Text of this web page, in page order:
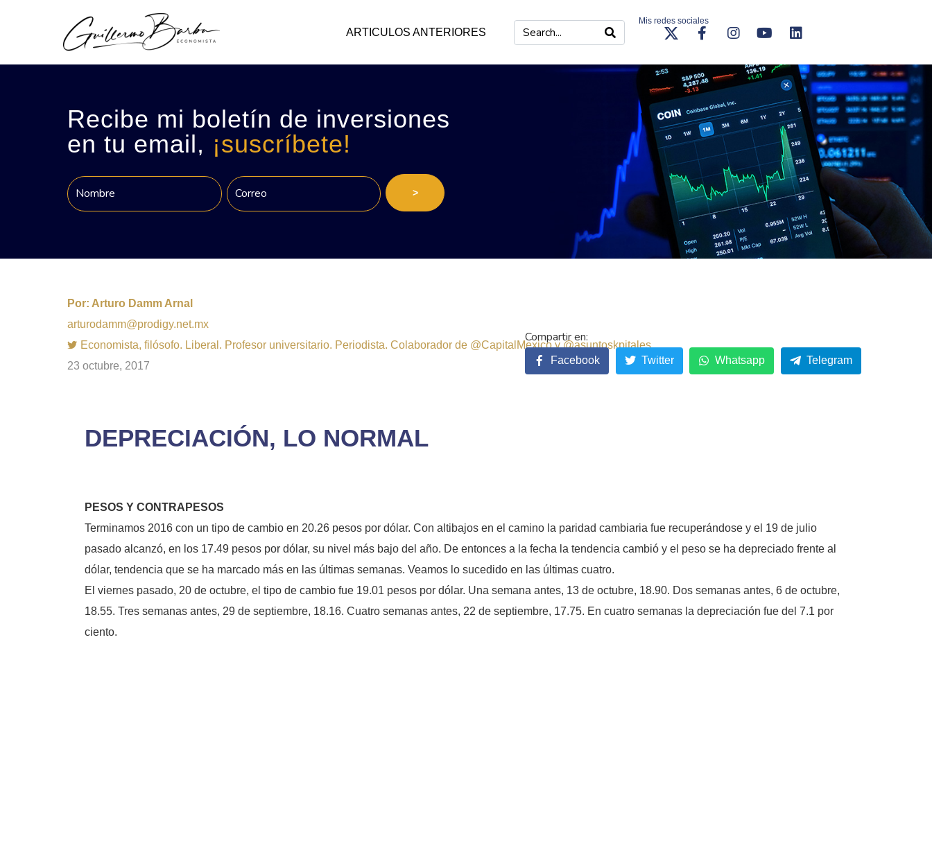
ARTICULOS ANTERIORES
Mis redes sociales
Recibe mi boletín de inversiones
en tu email, ¡suscríbete!
>
Por: Arturo Damm Arnal
arturodamm@prodigy.net.mx
Economista, filósofo. Liberal. Profesor universitario. Periodista. Colaborador de @CapitalMexico y @asuntoskpitales
23 octubre, 2017
DEPRECIACIÓN, LO NORMAL
PESOS Y CONTRAPESOS
Terminamos 2016 con un tipo de cambio en 20.26 pesos por dólar. Con altibajos en el camino la paridad cambiaria fue recuperándose y el 19 de julio
pasado alcanzó, en los 17.49 pesos por dólar, su nivel más bajo del año. De entonces a la fecha la tendencia cambió y el peso se ha depreciado frente al
dólar, tendencia que se ha marcado más en las últimas semanas. Veamos lo sucedido en las últimas cuatro.
El viernes pasado, 20 de octubre, el tipo de cambio fue 19.01 pesos por dólar. Una semana antes, 13 de octubre, 18.90. Dos semanas antes, 6 de octubre,
18.55. Tres semanas antes, 29 de septiembre, 18.16. Cuatro semanas antes, 22 de septiembre, 17.75. En cuatro semanas la depreciación fue del 7.1 por
ciento.
Facebook Twitter Whatsapp Telegram